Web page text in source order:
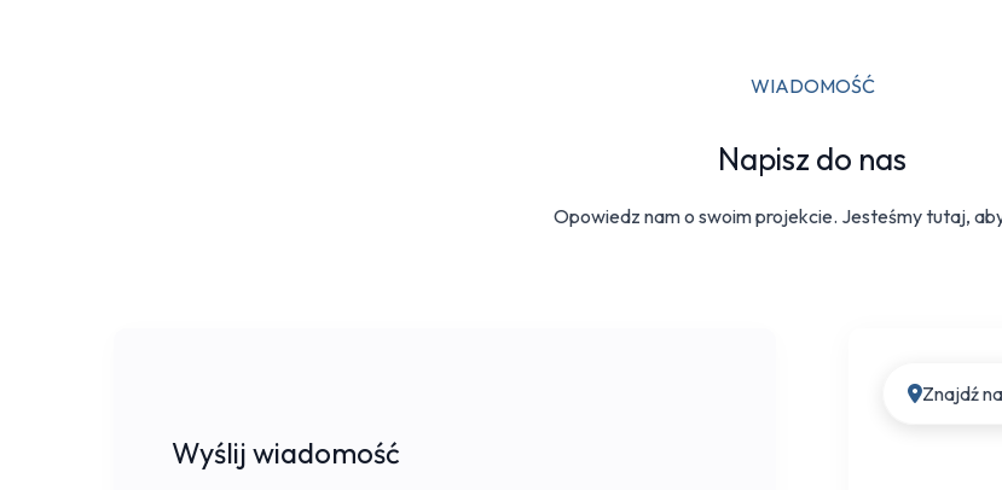
WIADOMOŚĆ
Napisz do nas
Opowiedz nam o swoim projekcie. Jesteśmy tutaj,
Wyślij wiadomość
Znajdź